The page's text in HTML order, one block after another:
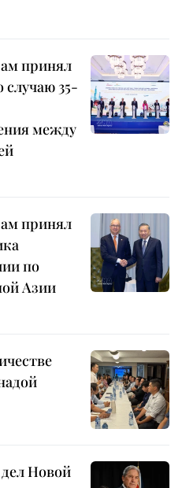
принял
случаю 35-
между
принял
по
Азии
Новой